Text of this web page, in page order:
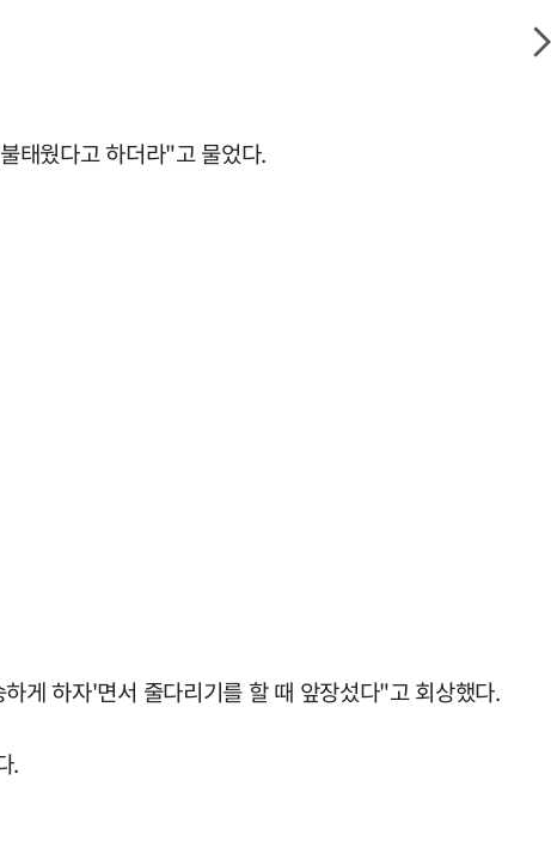
태웠다고 하더라"고 물었다.
게 하자'면서 줄다리기를 할 때 앞장섰다"고 회상했다.
.